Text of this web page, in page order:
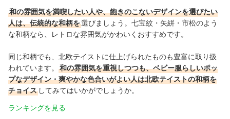
和の雰囲気を満喫したい人や、飽きのこないデザインを選びたい
人は、伝統的な和柄を選びましょう。七宝紋・矢絣・市松のよう
な和柄なら、レトロな雰囲気がかわいくおすすめです。
同じ和柄でも、北欧テイストに仕上げられたものも豊富に取り扱
われています。
和の雰囲気を重視しつつも、ベビー服らしいポッ
プなデザイン・爽やかな色合いがよい人は北欧テイストの和柄を
チョイス してみてはいかがでしょうか。
ランキングを見る